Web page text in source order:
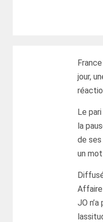
jour,
Le
la
de
un
Affaire
JO